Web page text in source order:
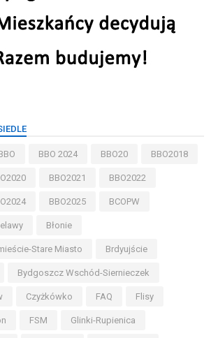
BBO 2024 BBO20 BBO2018
BBO2021 BBO2022
BBO2025 BCOPW
Błonie
Stare Miasto Brdyujście
Bydgoszcz Wschód-Siernieczek
Czyżkówko FAQ Flisy
FSM Glinki-Rupienica